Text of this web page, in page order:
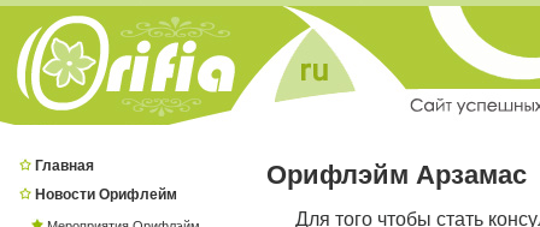
Главная
Новости Орифлейм
Орифлэйм Арзамас
Для того чтобы стать